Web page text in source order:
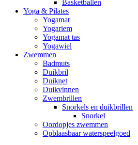
Basketballen
Yoga & Pilates
Yogamat
Yogariem
Yogamat tas
Yogawiel
Zwemmen
Badmuts
Duikbril
Duiknet
Duikvinnen
Zwembrillen
Snorkels en duikbrillen
Snorkel
Oordopjes zwemmen
Opblaasbaar waterspeelgoed